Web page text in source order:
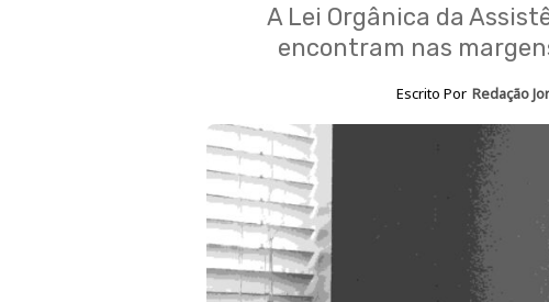
A Lei Orgânica da
encontram nas
Escrito Por Redação